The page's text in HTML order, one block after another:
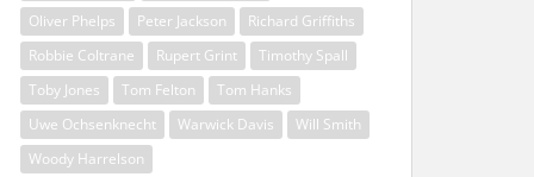
Oliver Phelps
Peter Jackson
Richard Griffiths
Robbie Coltrane
Rupert Grint
Timothy Spall
Toby Jones
Tom Felton
Tom Hanks
Uwe Ochsenknecht
Warwick Davis
Will Smith
Woody Harrelson